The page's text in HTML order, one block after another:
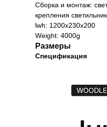
Сборка и монтаж:
крепления
lwh: 1200x230x200
Weight: 4000g
Размеры
Спецификация